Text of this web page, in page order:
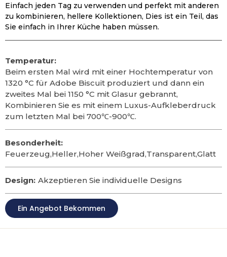
Einfach jeden Tag zu verwenden und perfekt mit anderen
zu kombinieren, hellere Kollektionen, Dies ist ein Teil, das
Sie einfach in Ihrer Küche haben müssen.
Temperatur:
Beim ersten Mal wird mit einer Hochtemperatur von
1320 °C für Adobe Biscuit produziert und dann ein
zweites Mal bei 1150 °C mit Glasur gebrannt,
Kombinieren Sie es mit einem Luxus-Aufkleberdruck
zum letzten Mal bei 700℃-900℃.
Besonderheit:
Feuerzeug,Heller,Hoher Weißgrad,Transparent,Glatt
Design: Akzeptieren Sie individuelle Designs
Ein Angebot Bekommen